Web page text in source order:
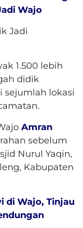
Wajo
Jadi
1.500 lebih
didik
sejumlah lokasi
Amran
sebelum
Nurul Yaqin,
Kabupaten
di Wajo, Tinjau